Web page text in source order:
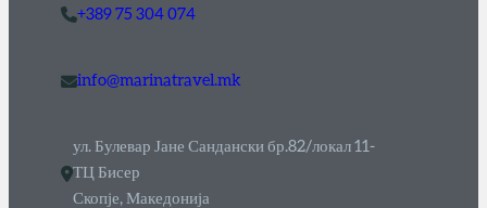
+389 75 304 074
info@marinatravel.mk
ул. Булевар Јане Сандански бр.82/локал 11-
ТЦ Бисер
Скопје, Македонија